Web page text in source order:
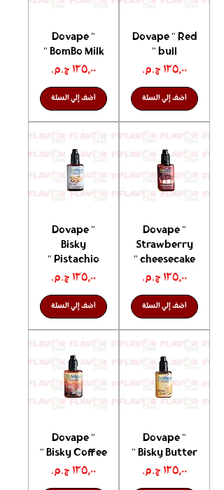
Dovape " Red
bull "
السعر
أضف إلي السلة
Dovape "
BomBo Milk "
السعر
أضف إلي السلة
Dovape "
Strawberry
cheesecake "
السعر
أضف إلي السلة
Dovape "
Bisky
Pistachio "
السعر
أضف إلي السلة
Dovape "
Bisky Butter "
السعر
Dovape "
Bisky Coffee "
السعر